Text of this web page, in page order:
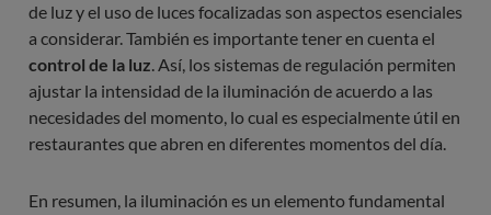
de luz y el uso de luces focalizadas son aspectos esenciales
a considerar. También es importante tener en cuenta el
control de la luz. Así, los sistemas de regulación permiten
ajustar la intensidad de la iluminación de acuerdo a las
necesidades del momento, lo cual es especialmente útil en
restaurantes que abren en diferentes momentos del día.
En resumen, la iluminación es un elemento fundamental